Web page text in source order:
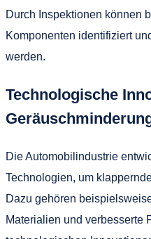
Durch Inspektionen können
Komponenten identifiziert
werden.
Technologische
Die Automobilindustrie
Technologien, um
Dazu gehören
Materialien und verbesserte